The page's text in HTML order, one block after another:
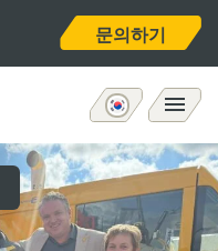
문의하기